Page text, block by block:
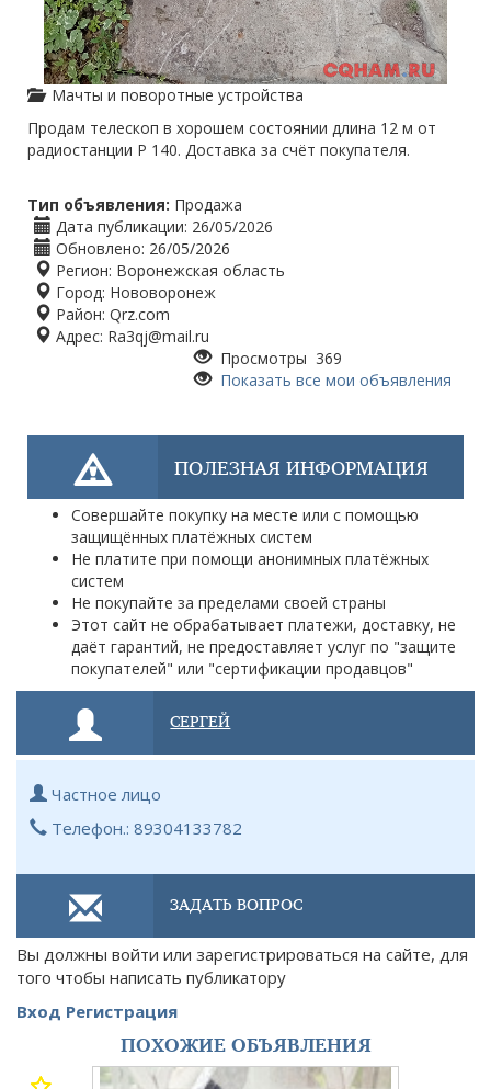
Мачты и поворотные устройства
Продам телескоп в хорошем состоянии длина 12 м от
радиостанции Р 140. Доставка за счёт покупателя.
Тип объявления: Продажа
Дата публикации: 26/05/2026
Обновлено: 26/05/2026
Регион: Воронежская область
Город: Нововоронеж
Район: Qrz.com
Адрес: Ra3qj@mail.ru
Просмотры 369
Показать все мои объявления
ПОЛЕЗНАЯ ИНФОРМАЦИЯ
Совершайте покупку на месте или с помощью
защищённых платёжных систем
Не платите при помощи анонимных платёжных
систем
Не покупайте за пределами своей страны
Этот сайт не обрабатывает платежи, доставку, не
даёт гарантий, не предоставляет услуг по "защите
покупателей" или "сертификации продавцов"
СЕРГЕЙ
Частное лицо
Телефон.: 89304133782
ЗАДАТЬ ВОПРОС
Вы должны войти или зарегистрироваться на сайте, для
того чтобы написать публикатору
Вход Регистрация
ПОХОЖИЕ ОБЪЯВЛЕНИЯ